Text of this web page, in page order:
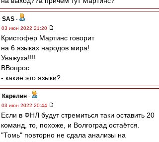
SAS -
03 июн 2022 21:20
Кристофер Мартинс говорит
на 6 языках народов мира!
Уважуха!!!!
ВВопрос:
- какие это языки?
Карелин -
03 июн 2022 20:44
Если в ФНЛ будут стремиться таки оставить 20
команд, то, похоже, и Волгоград остаётся.
"Томь" повторно не сдала анализы на